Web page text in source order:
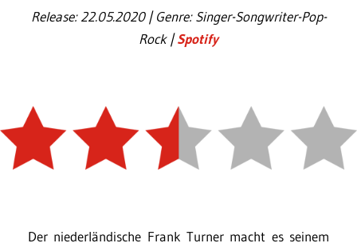
Release: 22.05.2020 | Genre: Singer-Songwriter-Pop-
Rock |Spotify
Der niederländische Frank Turner macht es seinem